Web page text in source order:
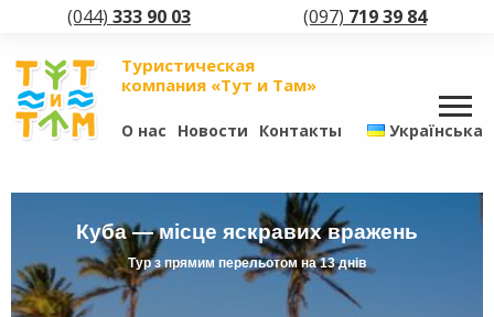
(044) 333 90 03 (097) 719 39 84
Туристическая
компания «Тут и Там»
О нас Новости Контакты Українська
Куба — місце яскравих вражень
Тур з прямим перельотом на 13 днів